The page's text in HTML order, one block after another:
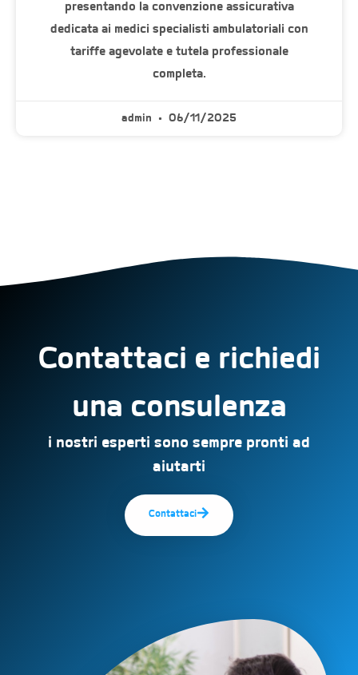
presentando la convenzione assicurativa
dedicata ai medici specialisti ambulatoriali con
tariffe agevolate e tutela professionale
completa.
admin 06/11/2025
Contattaci e richiedi
una consulenza
i nostri esperti sono sempre pronti ad
aiutarti
Contattaci